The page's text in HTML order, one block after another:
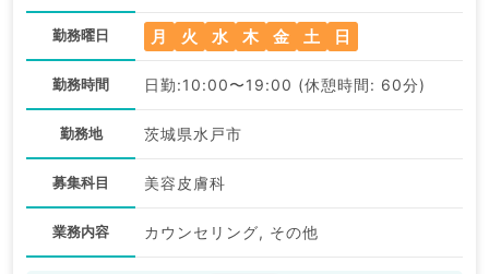
勤務曜日 月 火 水 木 金 土 日
勤務時間 日勤:10:00〜19:00 (休憩時間: 60分)
勤務地 茨城県水戸市
募集科目 美容皮膚科
業務内容 カウンセリング, その他